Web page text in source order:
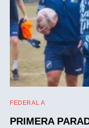
FEDERAL A
PRIMERA